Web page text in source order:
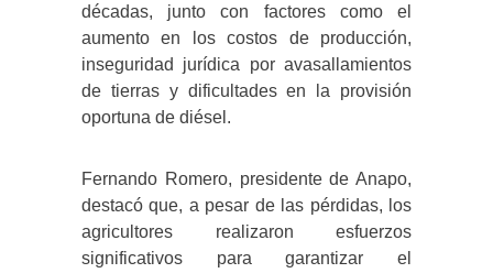
décadas, junto con factores como el
aumento en los costos de producción,
inseguridad jurídica por avasallamientos
de tierras y dificultades en la provisión
oportuna de diésel.
Fernando Romero, presidente de Anapo,
destacó que, a pesar de las pérdidas, los
agricultores realizaron esfuerzos
significativos para garantizar el